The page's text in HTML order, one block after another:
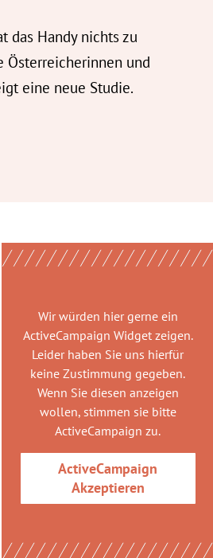
das Handy nichts zu
Österreicherinnen und
eine neue Studie.
Wir würden hier gerne ein
ActiveCampaign Widgetzeigen.
Leider haben Sie uns hierfür
keine Zustimmung gegeben.
Wenn Sie diesen anzeigen
wollen, stimmen sie bitte
ActiveCampaign zu.
ActiveCampaign
Akzeptieren